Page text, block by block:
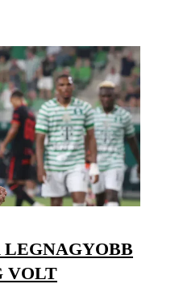
VOLT